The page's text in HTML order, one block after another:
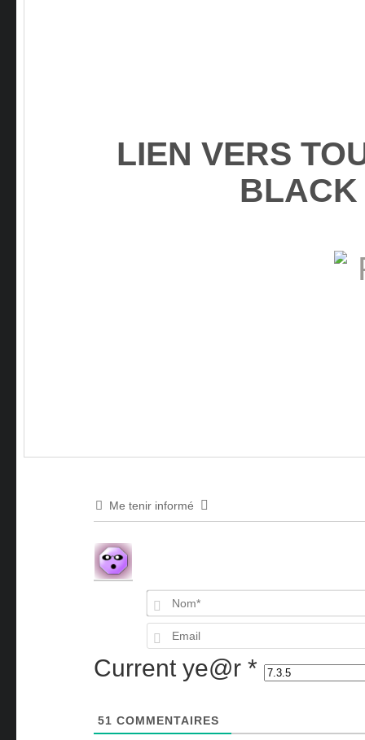
LIEN VERS
Me tenir informé
Current ye@r *
51 COMMENTAIRES